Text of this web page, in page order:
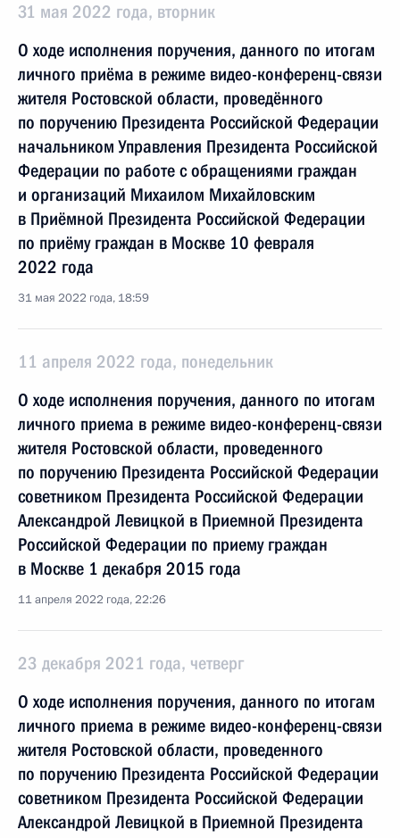
31 мая 2022 года, вторник
О ходе исполнения поручения, данного по итогам
личного приёма в режиме видео-конференц-связи
жителя Ростовской области, проведённого
по поручению Президента Российской Федерации
начальником Управления Президента Российской
Федерации по работе с обращениями граждан
и организаций Михаилом Михайловским
в Приёмной Президента Российской Федерации
по приёму граждан в Москве 10 февраля
2022 года
31 мая 2022 года, 18:59
11 апреля 2022 года, понедельник
О ходе исполнения поручения, данного по итогам
личного приема в режиме видео-конференц-связи
жителя Ростовской области, проведенного
по поручению Президента Российской Федерации
советником Президента Российской Федерации
Александрой Левицкой в Приемной Президента
Российской Федерации по приему граждан
в Москве 1 декабря 2015 года
11 апреля 2022 года, 22:26
23 декабря 2021 года, четверг
О ходе исполнения поручения, данного по итогам
личного приема в режиме видео-конференц-связи
жителя Ростовской области, проведенного
по поручению Президента Российской Федерации
советником Президента Российской Федерации
Александрой Левицкой в Приемной Президента